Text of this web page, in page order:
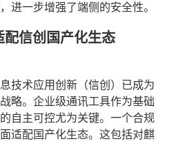
进一步增强了端侧的安全性。
信创国产化生态
技术应用创新（信创）已成为
略。企业级通讯工具作为基础
自主可控尤为关键。一个合规
适配国产化生态。这包括对麒